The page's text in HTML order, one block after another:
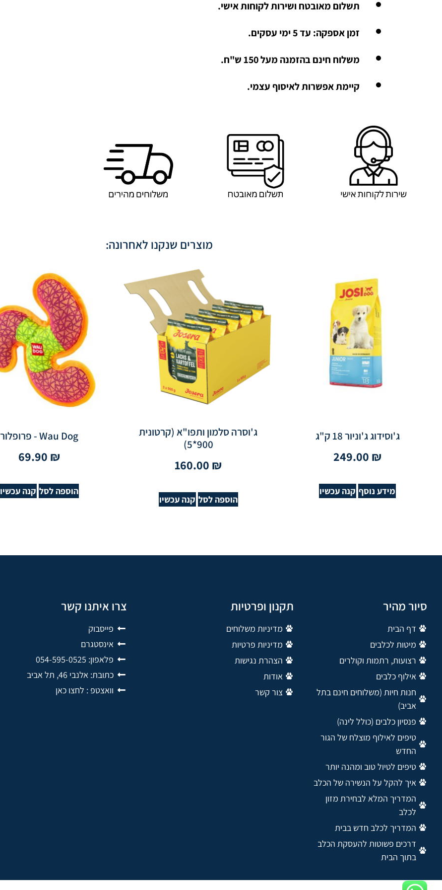
תשלום מאובטח ושירות לקוחות אישי.
זמן אספקה: עד 5 ימי עסקים.
משלוח חינם בהזמנה מעל 150 ש"ח.
קיימת אפשרות לאיסוף עצמי.
מוצרים שנקנו לאחרונה:
ג'וסידוג ג'וניור 18 ק"ג
249.00 ₪
מידע נוסף קנה עכשיו
ג'וסרה סלמון ותפו"א (קרטונית
900*5)
160.00 ₪
הוספה לסל קנה עכשיו
Wau Dog - פרופלור
69.90 ₪
הוספה לסל קנה עכשיו
סיור מהיר
דף הבית
מיטות לכלבים
רצועות, רתמות וקולרים
אילוף כלבים
חנות חיות (משלוחים חינם בתל
אביב)
פנסיון כלבים (כולל לינה)
טיפים לאילוף מוצלח של הגור
החדש
טיפים לטיול טוב ומהנה יותר
איך להקל על הנשירה של הכלב
המדריך המלא לבחירת מזון
לכלב
המדריך לכלב חדש בבית
דרכים פשוטות להעסקת הכלב
בתוך הבית
תקנון ופרטיות
מדיניות משלוחים
מדיניות פרטיות
הצהרת נגישות
אודות
צור קשר
צרו איתנו קשר
פייסבוק
אינסטגרם
פלאפון: 054-595-0525
כתובת: אלנבי 46, תל אביב
וואצטפ : לחצו כאן